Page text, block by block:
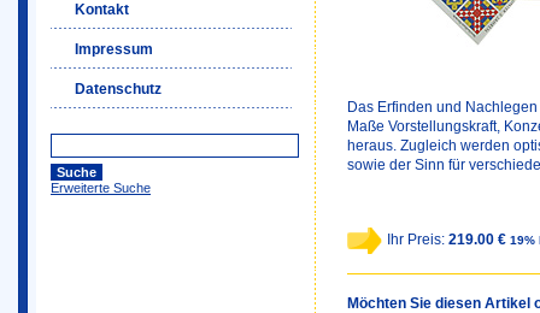
Kontakt
Impressum
Datenschutz
Erweiterte Suche
Das Erfinden und
Maße Vorstellungskraft,
heraus. Zugleich werden
sowie der Sinn für
Ihr Preis: 219.00 € 19%
Möchten Sie diesen Artikel